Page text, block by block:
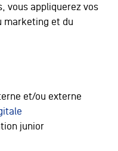
vous appliquerez vos
marketing et du
et/ou externe
junior